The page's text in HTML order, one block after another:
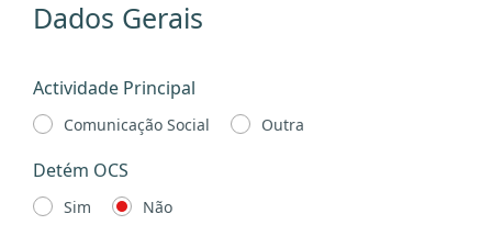
Dados Gerais
Actividade Principal
Comunicação Social Outra
Detém OCS
Sim Não